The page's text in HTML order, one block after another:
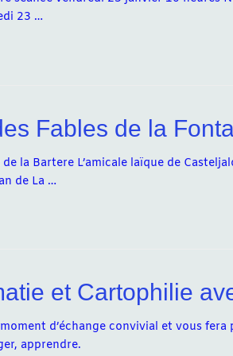
23 …
Fables de la
la Bartere L’amicale laïque de
de La …
et Cartophilie
d’échange convivial et vous
apprendre.